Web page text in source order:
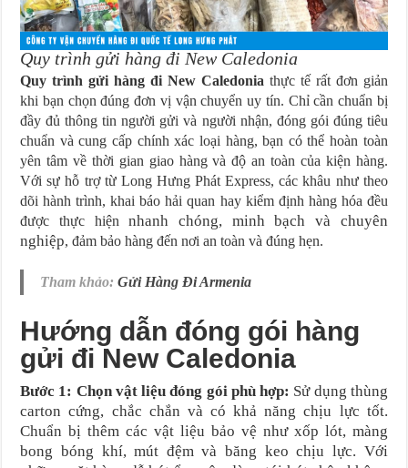
Quy trình gửi hàng đi New Caledonia
Quy trình gửi hàng đi New Caledonia thực tế rất đơn giản
khi bạn chọn đúng đơn vị vận chuyển uy tín. Chỉ cần chuẩn bị
đầy đủ thông tin người gửi và người nhận, đóng gói đúng tiêu
chuẩn và cung cấp chính xác loại hàng, bạn có thể hoàn toàn
yên tâm về thời gian giao hàng và độ an toàn của kiện hàng.
Với sự hỗ trợ từ Long Hưng Phát Express, các khâu như theo
dõi hành trình, khai báo hải quan hay kiểm định hàng hóa đều
được thực hiệnnhanh chóng, minh bạch và chuyên
nghiệp, đảm bảo hàng đến nơi an toàn và đúng hẹn.
Tham khảo:Gửi Hàng Đi Armenia
Hướng dẫn đóng gói hàng
gửi đi New Caledonia
Bước 1: Chọn vật liệu đóng gói phù hợp: Sử dụng thùng
carton cứng, chắc chắn và có khả năng chịu lực tốt.
Chuẩn bị thêm các vật liệu bảo vệ như xốp lót, màng
bong bóng khí, mút đệm và băng keo chịu lực. Với